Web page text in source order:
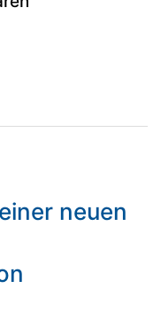
neuen